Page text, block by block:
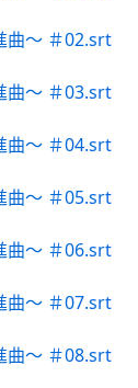
曲～ ＃02.srt
曲～ ＃03.srt
曲～ ＃04.srt
曲～ ＃05.srt
曲～ ＃06.srt
曲～ ＃07.srt
曲～ ＃08.srt